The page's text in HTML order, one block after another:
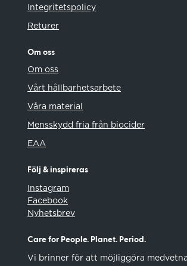
Integritetspolicy
Returer
Om oss
Om oss
Vårt hållbarhetsarbete
Våra material
Mensskydd fria från biocider
EAA
Följ & inspireras
Instagram
Facebook
Nyhetsbrev
Care for People. Planet. Period.
Vi brinner för att möjliggöra